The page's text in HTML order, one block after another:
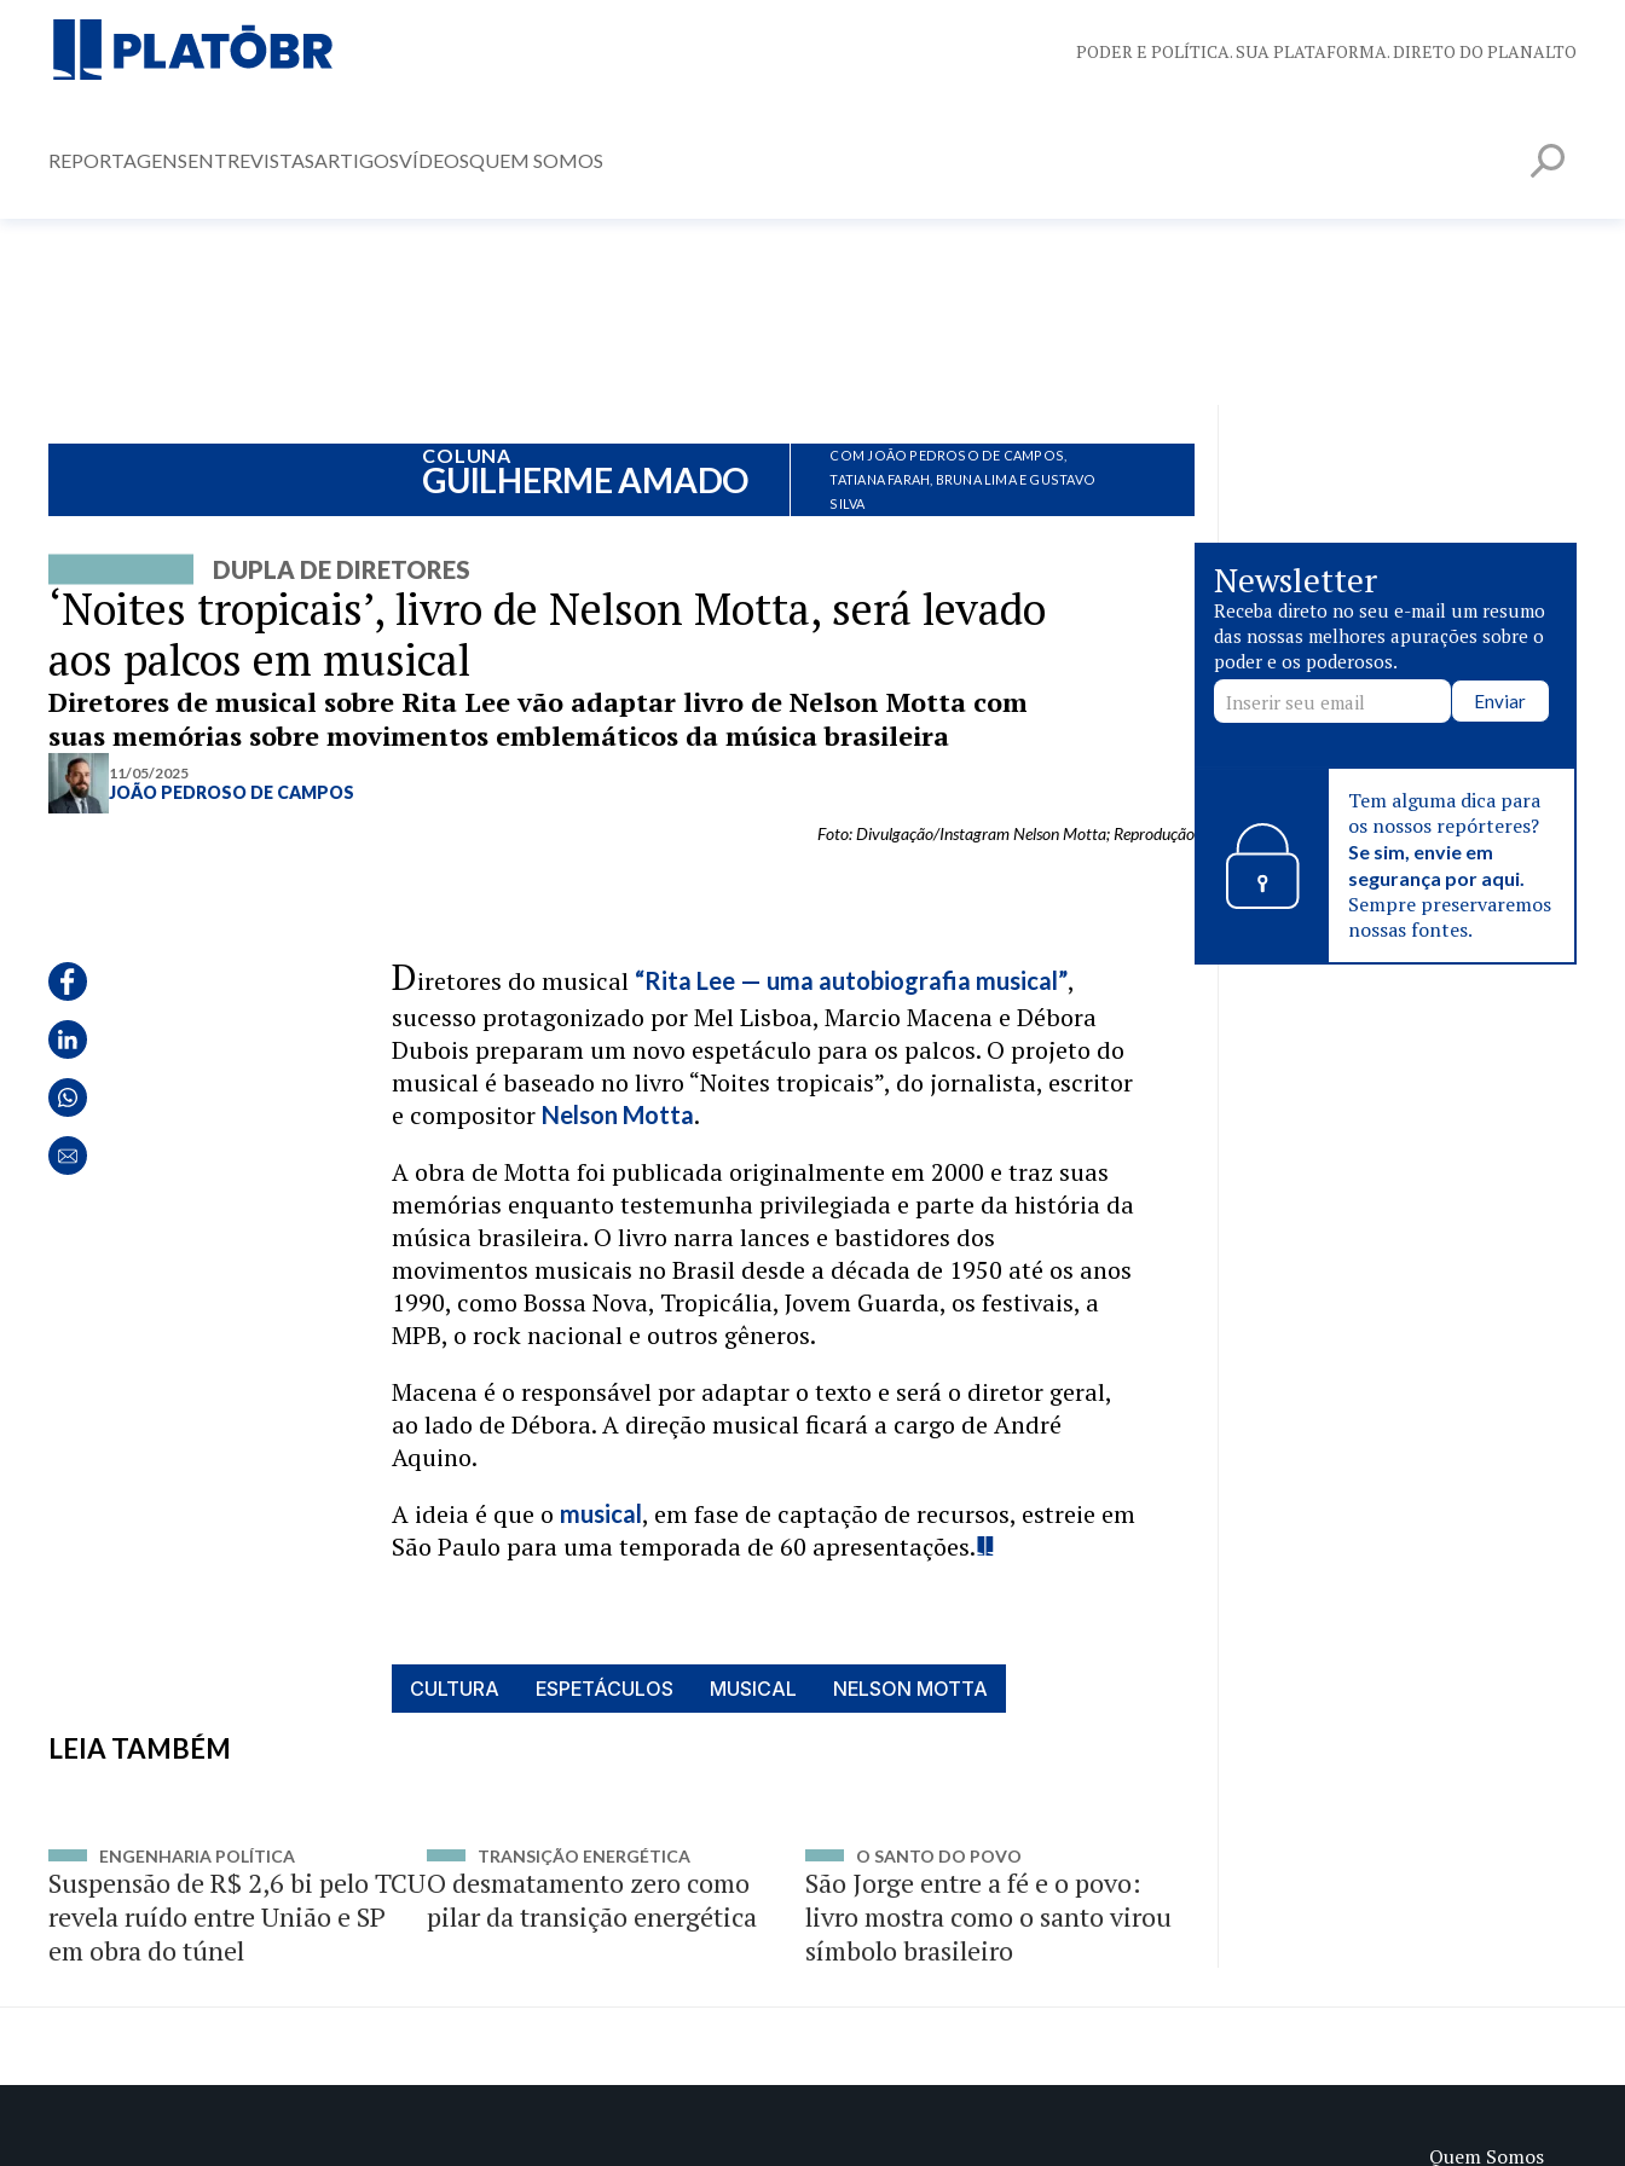
PODER E POLÍTICA. SUA PLATAFORMA. DIRETO DO PLANALTO
REPORTAGENSENTREVISTASARTIGOSVÍDEOSQUEM SOMOS
COLUNA
GUILHERME AMADO
COM JOÃO PEDROSO DE CAMPOS,
TATIANA FARAH, BRUNA LIMA E GUSTAVO
SILVA
DUPLA DE DIRETORES
‘Noites tropicais’, livro de Nelson Motta, será levado
aos palcos em musical
Diretores de musical sobre Rita Lee vão adaptar livro de Nelson Motta com
suas memórias sobre movimentos emblemáticos da música brasileira
11/05/2025
JOÃO PEDROSO DE CAMPOS
Foto: Divulgação/Instagram Nelson Motta; Reprodução
Diretores do musical “Rita Lee — uma autobiografia musical”,
sucesso protagonizado por Mel Lisboa, Marcio Macena e Débora
Dubois preparam um novo espetáculo para os palcos. O projeto do
musical é baseado no livro “Noites tropicais”, do jornalista, escritor
e compositor Nelson Motta.
A obra de Motta foi publicada originalmente em 2000 e traz suas
memórias enquanto testemunha privilegiada e parte da história da
música brasileira. O livro narra lances e bastidores dos
movimentos musicais no Brasil desde a década de 1950 até os anos
1990, como Bossa Nova, Tropicália, Jovem Guarda, os festivais, a
MPB, o rock nacional e outros gêneros.
Macena é o responsável por adaptar o texto e será o diretor geral,
ao lado de Débora. A direção musical ficará a cargo de André
Aquino.
A ideia é que o musical, em fase de captação de recursos, estreie em
São Paulo para uma temporada de 60 apresentações.
CULTURA ESPETÁCULOS MUSICAL NELSON MOTTA
LEIA TAMBÉM
ENGENHARIA POLÍTICA
Suspensão de R$ 2,6 bi pelo TCU
revela ruído entre União e SP
em obra do túnel
TRANSIÇÃO ENERGÉTICA
O desmatamento zero como
pilar da transição energética
O SANTO DO POVO
São Jorge entre a fé e o povo:
livro mostra como o santo virou
símbolo brasileiro
Newsletter
Receba direto no seu e-mail um resumo
das nossas melhores apurações sobre o
poder e os poderosos.
Enviar
Tem alguma dica para
os nossos repórteres?
Se sim, envie em
segurança por aqui.
Sempre preservaremos
nossas fontes.
Quem Somos